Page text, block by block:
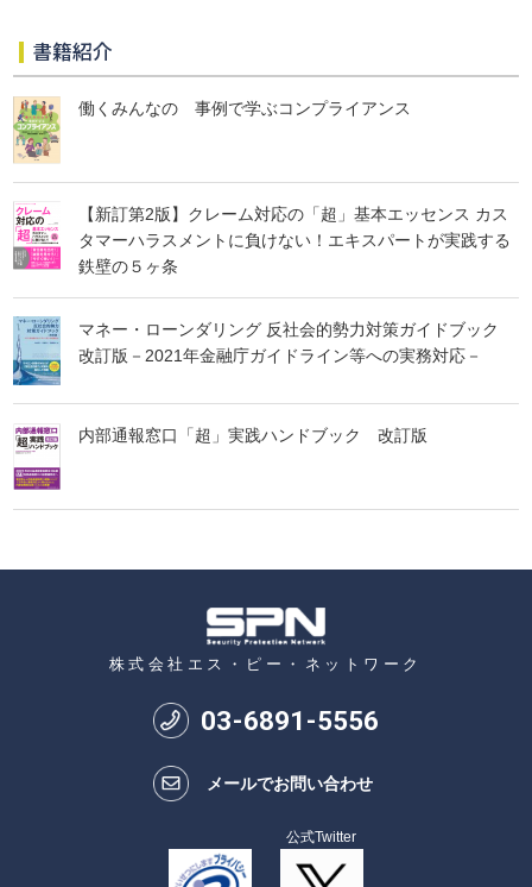
書籍紹介
働くみんなの 事例で学ぶコンプライアンス
【新訂第2版】クレーム対応の「超」基本エッセンス カス
タマーハラスメントに負けない！エキスパートが実践する
鉄壁の５ヶ条
マネー・ローンダリング 反社会的勢力対策ガイドブック
改訂版－2021年金融庁ガイドライン等への実務対応－
内部通報窓口「超」実践ハンドブック 改訂版
株式会社エス・ピー・ネットワーク
03-6891-5556
メールでお問い合わせ
公式Twitter